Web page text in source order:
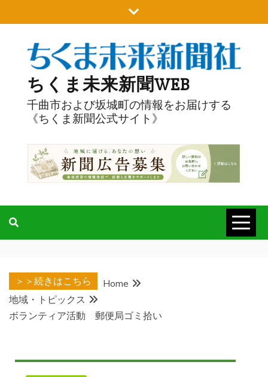
to
ちくま未来新聞WEB
千曲市および坂城町の情報をお届けする
《ちくま新聞公式サイト》
＞＞続きはこちら
Home
地域・トピックス
ボランティア活動 郵便局ゴミ拾い